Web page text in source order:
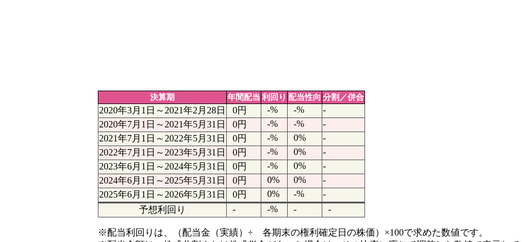
決算期 年間配当 利回り 配当性向 分割／併合
2020年3月1日～2021年2月28日 0円 -% -%
-
2020年7月1日～2021年5月31日
0円 -% -%
-
2021年7月1日～2022年5月31日
0円 -% 0%
-
2022年7月1日～2023年5月31日
0円 -% 0%
-
2023年6月1日～2024年5月31日
0円 -% 0%
-
2024年6月1日～2025年5月31日
0円 0% 0%
-
2025年6月1日～2026年5月31日
0円 0% -%
-
予想利回り
- -% - -
※配当利回りは、（配当金（実績）÷ 各期末の権利確定日の株価）×100で求めた数値です。